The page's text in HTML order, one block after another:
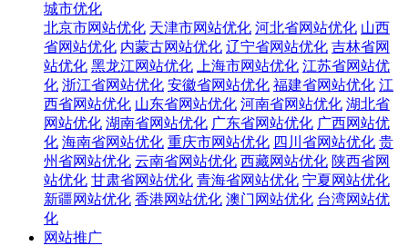
城市优化
北京市网站优化 天津市网站优化 河北省网站优化 山西
省网站优化 内蒙古网站优化 辽宁省网站优化 吉林省网
站优化 黑龙江网站优化 上海市网站优化 江苏省网站优
化 浙江省网站优化 安徽省网站优化 福建省网站优化 江
西省网站优化 山东省网站优化 河南省网站优化 湖北省
网站优化 湖南省网站优化 广东省网站优化 广西网站优
化 海南省网站优化 重庆市网站优化 四川省网站优化 贵
州省网站优化 云南省网站优化 西藏网站优化 陕西省网
站优化 甘肃省网站优化 青海省网站优化 宁夏网站优化
新疆网站优化 香港网站优化 澳门网站优化 台湾网站优
化
网站推广